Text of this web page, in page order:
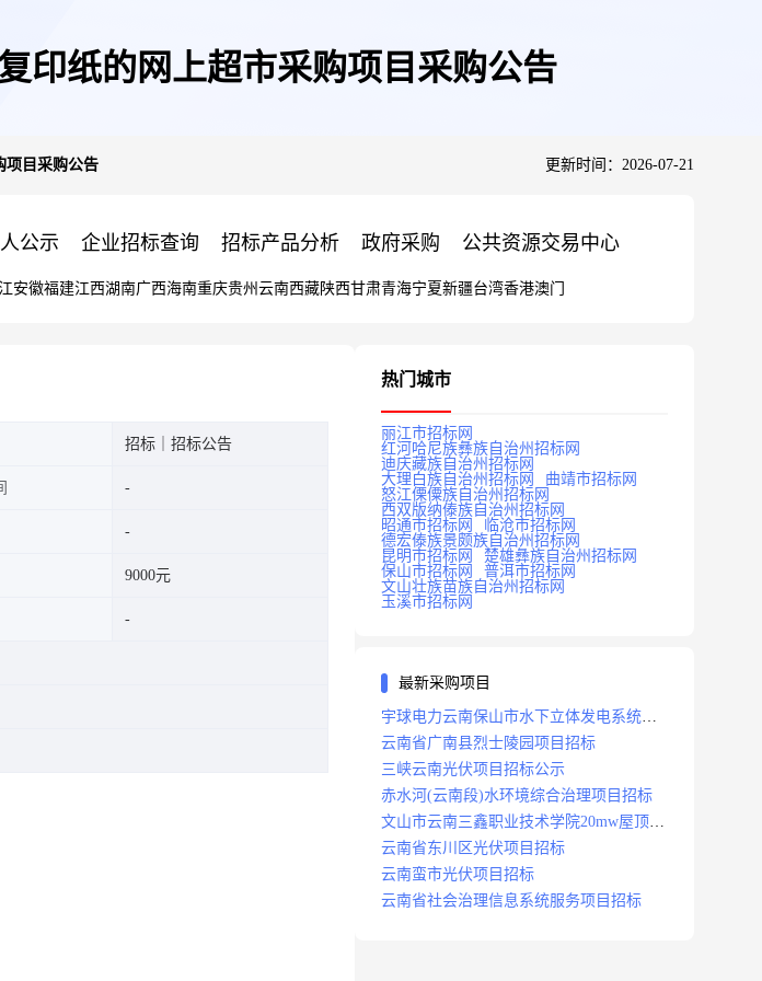
印纸的网上超市采购项目采购公告
项目采购公告 更新时间：2026-07-21
公示 企业招标查询 招标产品分析 政府采购 公共资源交易中心
安徽福建江西湖南广西海南重庆贵州 云南西藏陕西甘肃青海宁夏新疆台湾香港澳门
招标｜招标公告
9000元
热门城市
丽江市招标网
红河哈尼族彝族自治州招标网
迪庆藏族自治州招标网
大理白族自治州招标网
曲靖市招标网
怒江傈僳族自治州招标网
西双版纳傣族自治州招标网
昭通市招标网
临沧市招标网
德宏傣族景颇族自治州招标网
昆明市招标网
楚雄彝族自治州招标网
保山市招标网
普洱市招标网
文山壮族苗族自治州招标网
玉溪市招标网
最新采购项目
宇球电力云南保山市水下立体发电系统项
目招标
云南省广南县烈士陵园项目招标
三峡云南光伏项目招标公示
赤水河(云南段)水环境综合治理项目招标
文山市云南三鑫职业技术学院20mw屋顶分
布式光伏设计施工总承包(epc)项目招标
云南省东川区光伏项目招标
云南蛮市光伏项目招标
云南省社会治理信息系统服务项目招标